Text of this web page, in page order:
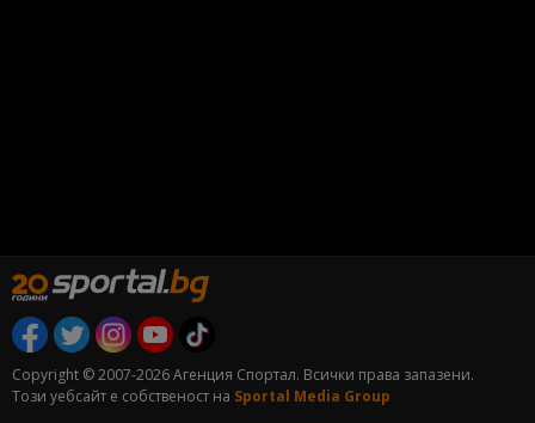
Copyright © 2007-2026 Агенция Спортал. Всички права запазени.
Този уебсайт е собственост на Sportal Media Group